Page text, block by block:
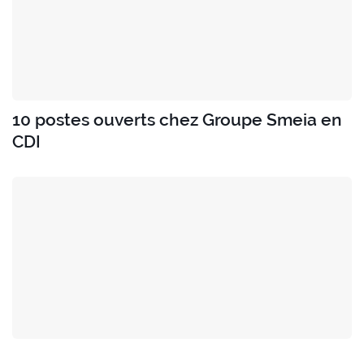
10 postes ouverts chez Groupe Smeia en
CDI